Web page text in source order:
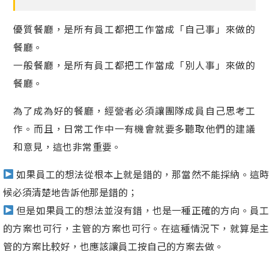
優質餐廳，是所有員工都把工作當成「自己事」來做的
餐廳。
一般餐廳，是所有員工都把工作當成「別人事」來做的
餐廳。
為了成為好的餐廳，經營者必須讓團隊成員自己思考工
作。而且，日常工作中一有機會就要多聽取他們的建議
和意見，這也非常重要。
如果員工的想法從根本上就是錯的，那當然不能採納。這時
候必須清楚地告訴他那是錯的；
但是如果員工的想法並沒有錯，也是一種正確的方向。員工
的方案也可行，主管的方案也可行。在這種情況下，就算是主
管的方案比較好，也應該讓員工按自己的方案去做。